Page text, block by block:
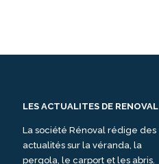
LES ACTUALITES DE RENOVAL
La société Rénoval rédige des
actualités sur la véranda, la
pergola, le carport et les abris.